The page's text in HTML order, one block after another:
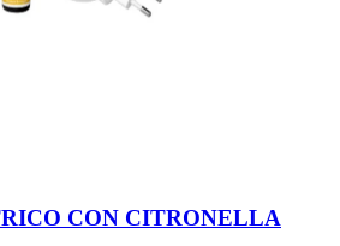
CON CITRONELLA